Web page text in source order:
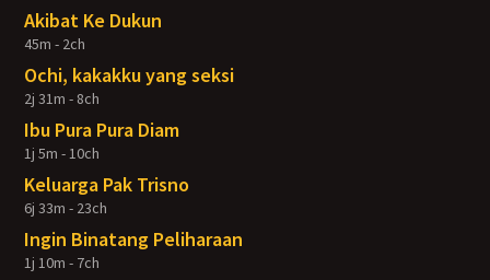
Akibat Ke Dukun
45m - 2ch
Ochi, kakakku yang seksi
2j 31m - 8ch
Ibu Pura Pura Diam
1j 5m - 10ch
Keluarga Pak Trisno
6j 33m - 23ch
Ingin Binatang Peliharaan
1j 10m - 7ch